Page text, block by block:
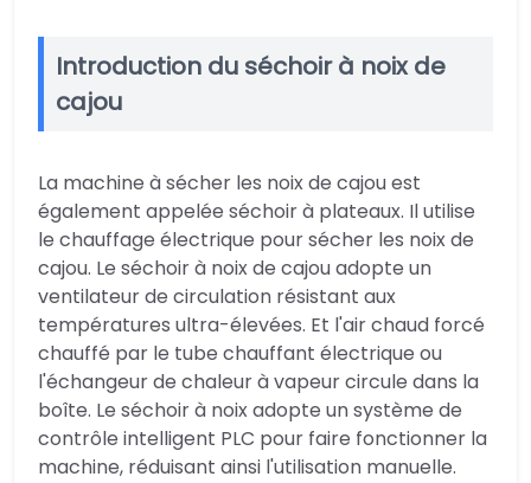
Introduction du séchoir à noix de
cajou
La machine à sécher les noix de cajou est
également appelée séchoir à plateaux. Il utilise
le chauffage électrique pour sécher les noix de
cajou. Le séchoir à noix de cajou adopte un
ventilateur de circulation résistant aux
températures ultra-élevées. Et l'air chaud forcé
chauffé par le tube chauffant électrique ou
l'échangeur de chaleur à vapeur circule dans la
boîte. Le séchoir à noix adopte un système de
contrôle intelligent PLC pour faire fonctionner la
machine, réduisant ainsi l'utilisation manuelle.